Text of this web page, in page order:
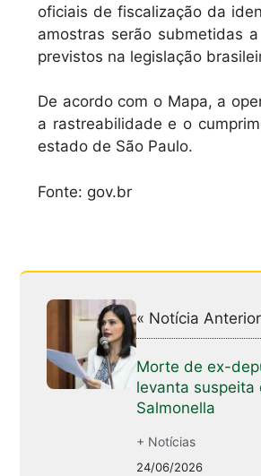
oficiais de fiscalização da
amostras serão submetidas
previstos na legislação
De acordo com o Mapa, a
a rastreabilidade e o
estado de São Paulo.
Fonte: gov.br
« Notícia Anterior
Morte de ex-
levanta suspeita
Salmonella
+ Notícias
24/06/2026